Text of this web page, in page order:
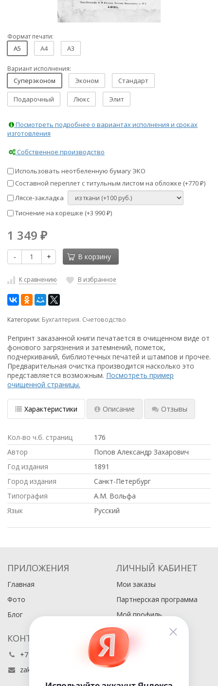
Формат печати:
A5 A4 A3
Вариант исполнения:
Суперэконом Эконом Стандарт
Подарочный Люкс Элит
Посмотреть подробнее о вариантах исполнения и сроках
изготовления
Собственное производство
Использовать неотбеленную бумагу ЭКО
Составной переплет с титульным листом на обложке (+770 ₽)
Ляссе-закладка
Тиснение на корешке (+3 990 ₽)
1 349 ₽
- + В корзину
К сравнению В избранное
Категории: Бухгалтерия. Счетоводство
Репринт заказанной книги печатается в очищенном виде от
фонового загрязнения и затемнений, пометок,
подчеркиваний, библиотечных печатей и штампов и прочее.
Предварительная очистка производится насколько это
представляется возможным. Посмотреть пример
очищенной страницы.
Характеристики Описание Отзывы
Кол-во ч.б. страниц
176
Автор
Попов Александр Захарович
Год издания
1891
Город издания
Санкт-Петербург
Типография
А.М. Вольфа
Язык
Русский
ПРИЛОЖЕНИЯ
Главная
Фото
Блог
ЛИЧНЫЙ КАБИНЕТ
Мои заказы
Партнерская программа
Мой профиль
КОНТАКТЫ
+7 (495) 486-80-76
zakaz@buyabook.ru